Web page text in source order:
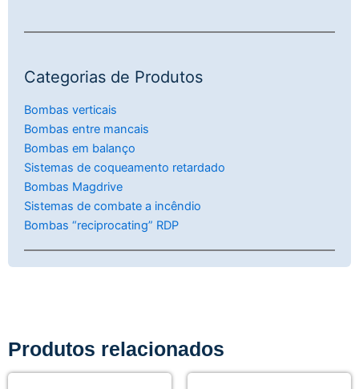
Categorias de Produtos
Bombas verticais
Bombas entre mancais
Bombas em balanço
Sistemas de coqueamento retardado
Bombas Magdrive
Sistemas de combate a incêndio
Bombas “reciprocating” RDP
Produtos relacionados